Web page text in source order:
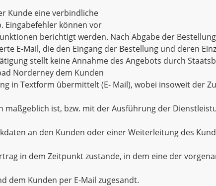
Kunde eine verbindliche
Eingabefehler können vor
berichtigt werden. Nach Abgabe der
E-Mail, die den Eingang der Bestellung und deren
stellt keine Annahme des Angebots durch
Norderney dem Kunden
in Textform übermittelt (E- Mail), wobei insoweit der
maßgeblich ist, bzw. mit der Ausführung der
an den Kunden oder einer Weiterleitung des
in dem Zeitpunkt zustande, in dem eine der
dem Kunden per E-Mail zugesandt.